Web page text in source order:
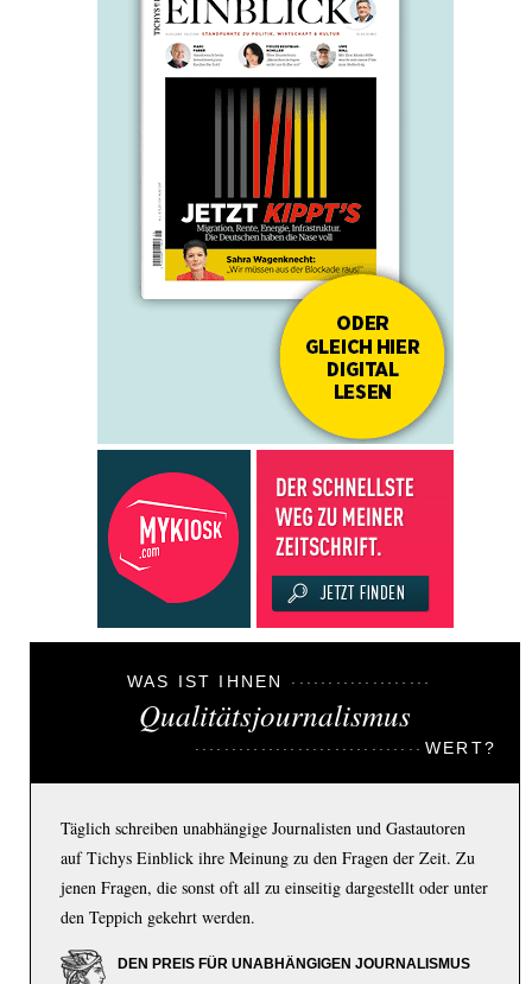
WAS IST IHNEN
Qualitätsjournalismus
WERT?
Täglich schreiben unabhängige Journalisten und Gastautoren
auf Tichys Einblick ihre Meinung zu den Fragen der Zeit. Zu
jenen Fragen, die sonst oft all zu einseitig dargestellt oder unter
den Teppich gekehrt werden.
DEN PREIS FÜR UNABHÄNGIGEN JOURNALISMUS